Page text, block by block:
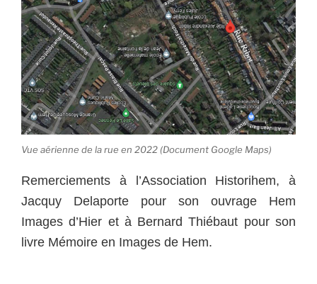
Vue aérienne de la rue en 2022 (Document Google Maps)
Remerciements à l’Association Historihem, à
Jacquy Delaporte pour son ouvrage Hem
Images d’Hier et à Bernard Thiébaut pour son
livre Mémoire en Images de Hem.